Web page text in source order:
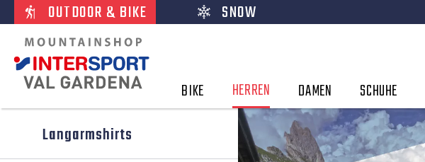
OUTDOOR & BIKE SNOW
BIKE HERREN DAMEN SCHUHE
Langarmshirts